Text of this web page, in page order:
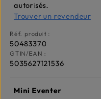
autorisés.
Trouver un revendeur
Réf. produit :
50483370
GTIN/EAN :
5035627121536
Mini Eventer